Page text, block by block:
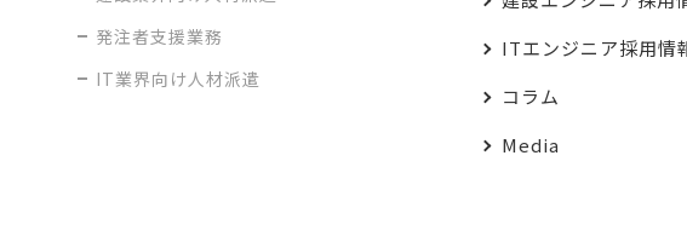
発注者支援業務
IT業界向け人材派遣
ITエンジニア採用情
コラム
Media